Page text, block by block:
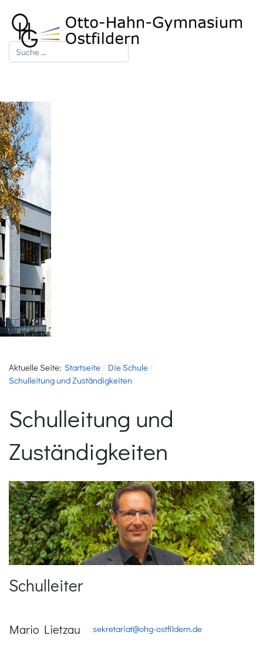
Suchen
Aktuelle Seite: Startseite
Die Schule
Schulleitung und Zuständigkeiten
Schulleitung und
Zuständigkeiten
Schulleiter
Mario Lietzau sekretariat@ohg-ostfildern.de